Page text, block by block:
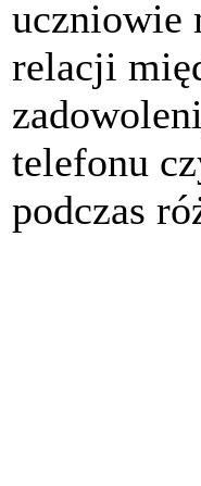
uczniowie
relacji
telefonu
podczas